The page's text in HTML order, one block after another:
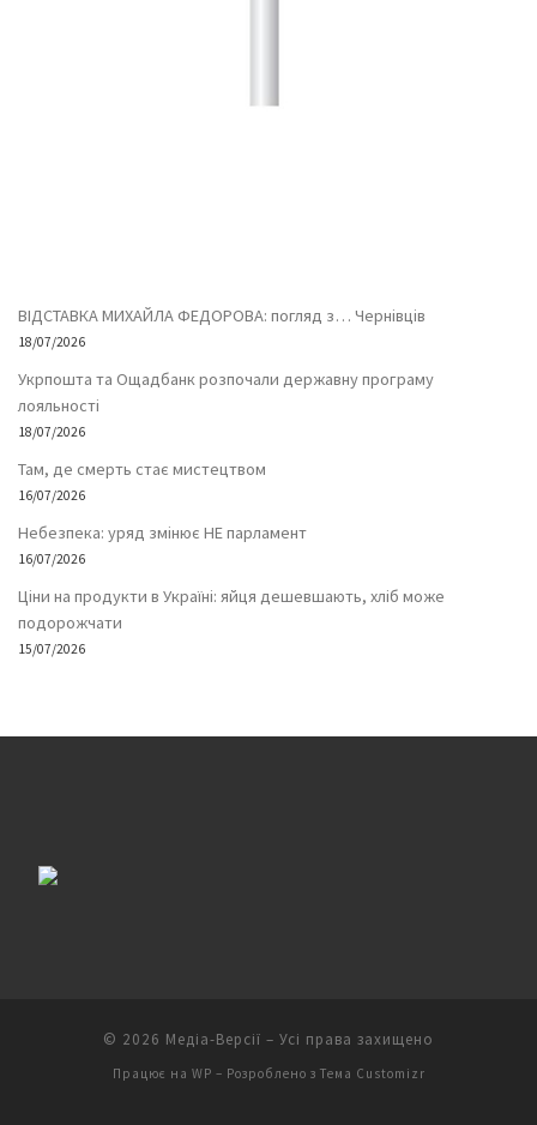
ВІДСТАВКА МИХАЙЛА ФЕДОРОВА: погляд з… Чернівців
18/07/2026
Укрпошта та Ощадбанк розпочали державну програму
лояльності
18/07/2026
Там, де смерть стає мистецтвом
16/07/2026
Небезпека: уряд змінює НЕ парламент
16/07/2026
Ціни на продукти в Україні: яйця дешевшають, хліб може
подорожчати
15/07/2026
© 2026 Медіа-Версії – Усі права захищено
Працює на WP – Розроблено з Тема Customizr